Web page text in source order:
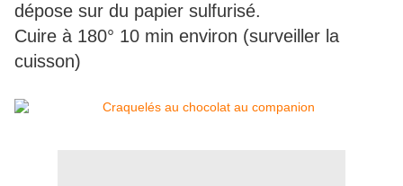
dépose sur du papier sulfurisé.
Cuire à 180° 10 min environ (surveiller la
cuisson)